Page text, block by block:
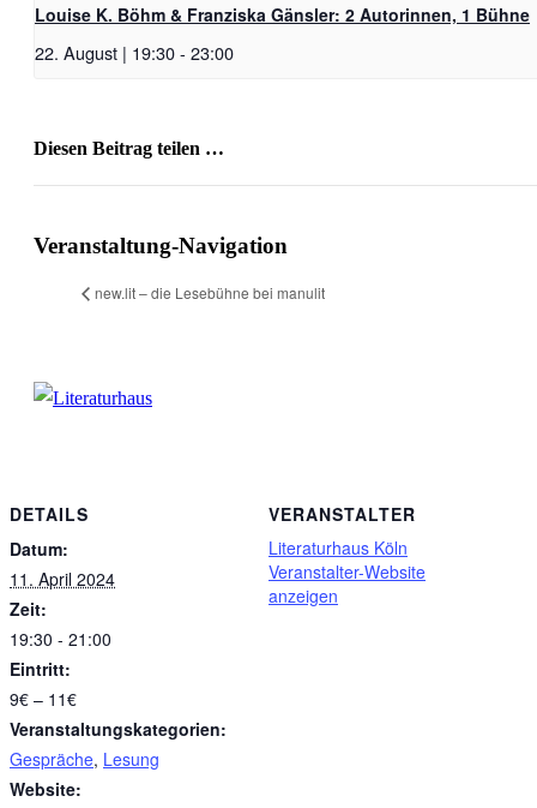
Louise K. Böhm & Franziska Gänsler: 2 Autorinnen, 1 Bühne
22. August | 19:30- 23:00
Diesen Beitrag teilen …
Veranstaltung-Navigation
new.lit – die Lesebühne bei manulit
DETAILS
Datum:
11. April 2024
Zeit:
19:30 - 21:00
Eintritt:
9€ – 11€
Veranstaltungskategorien:
Gespräche, Lesung
Website:
VERANSTALTER
Literaturhaus Köln
Veranstalter-Website
anzeigen